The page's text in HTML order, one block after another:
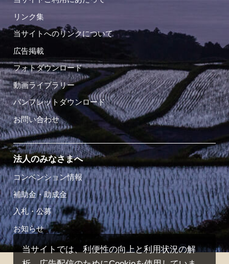
リンク集
当サイトへのリンクについて
広告掲載
フォトダウンロード
動画ライブラリー
パンフレットダウンロード
お問い合わせ
法人のみなさまへ
コンベンション情報
補助金・助成金
入札・公募
お知らせ
当サイトでは、利便性の向上と利用状況の解